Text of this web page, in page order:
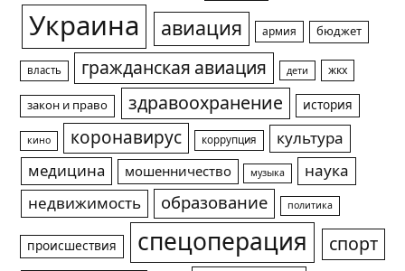
Украина авиация армия бюджет
власть гражданская авиация дети жкх
закон и право здравоохранение история
кино коронавирус коррупция
культура
медицина
мошенничество музыка
наука
недвижимость
образование политика
происшествия спецоперация спорт